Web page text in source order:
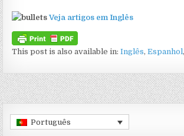
Veja artigos em Inglês
This post is also available in:Inglês Espanhol
Português